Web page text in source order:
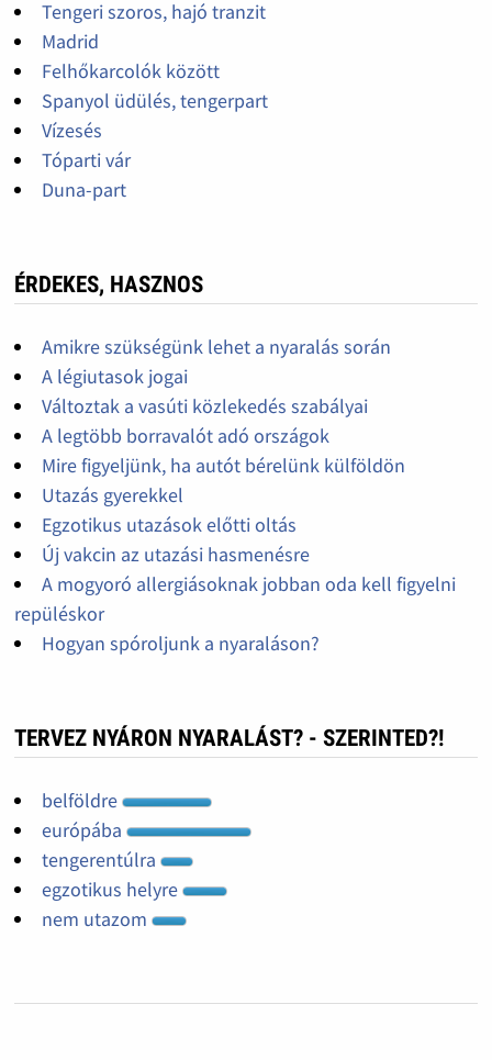
Tengeri szoros, hajó tranzit
Madrid
Felhőkarcolók között
Spanyol üdülés, tengerpart
Vízesés
Tóparti vár
Duna-part
ÉRDEKES, HASZNOS
Amikre szükségünk lehet a nyaralás során
A légiutasok jogai
Változtak a vasúti közlekedés szabályai
A legtöbb borravalót adó országok
Mire figyeljünk, ha autót bérelünk külföldön
Utazás gyerekkel
Egzotikus utazások előtti oltás
Új vakcin az utazási hasmenésre
A mogyoró allergiásoknak jobban oda kell figyelni
repüléskor
Hogyan spóroljunk a nyaraláson?
TERVEZ NYÁRON NYARALÁST? - SZERINTED?!
belföldre
európába
tengerentúlra
egzotikus helyre
nem utazom